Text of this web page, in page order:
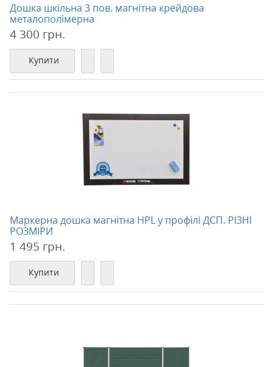
Дошка шкільна 3 пов. магнітна крейдова
металополімерна
4 300 грн.
Купити
Маркерна дошка магнітна HPL у профілі ДСП. РІЗНІ
РОЗМІРИ
1 495 грн.
Купити